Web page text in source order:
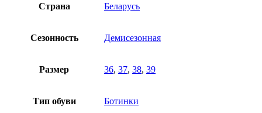
Страна Беларусь
Сезонность Демисезонная
Размер 36, 37, 38, 39
Тип обуви Ботинки